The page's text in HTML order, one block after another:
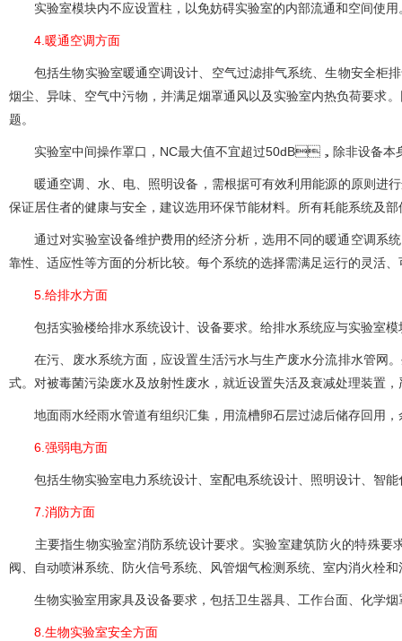
实验室模块内不应设置柱，以免妨碍实验室的内部流通和空间使用
4.暖通空调方面
包括生物实验室暖通空调设计、空气过滤排气系统、生物安全柜排气
烟尘、异味、空气中污物，并满足烟罩通风以及实验室内热负荷要
题。
实验室中间操作罩口，NC最大值不宜超过50dB，除非设备
暖通空调、水、电、照明设备，需根据可有效利用能源的原则进
保证居住者的健康与安全，建议选用环保节能材料。所有耗能系统及部
通过对实验室设备维护费用的经济分析，选用不同的暖通空调系统。经
靠性、适应性等方面的分析比较。每个系统的选择需满足运行的灵活、
5.给排水方面
包括实验楼给排水系统设计、设备要求。给排水系统应与实验室模块
在污、废水系统方面，应设置生活污水与生产废水分流排水管网
式。对被毒菌污染废水及放射性废水，就近设置失活及衰减处理装置，严
地面雨水经雨水管道有组织汇集，用流槽卵石层过滤后储存回用，
6.强弱电方面
包括生物实验室电力系统设计、室配电系统设计、照明设计、智能化
7.消防方面
主要指生物实验室消防系统设计要求。实验室建筑防火的特殊要求
阀、自动喷淋系统、防火信号系统、风管烟气检测系统、室内消火栓
生物实验室用家具及设备要求，包括卫生器具、工作台面、化学烟
8.生物实验室安全方面